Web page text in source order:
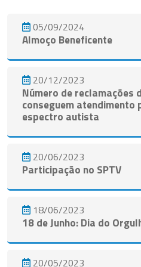
05/09/2024
Almoço Beneficente
20/12/2023
Número de reclamações
conseguem atendimento
espectro autista
20/06/2023
Participação no SPTV
18/06/2023
18 de Junho: Dia do
20/05/2023